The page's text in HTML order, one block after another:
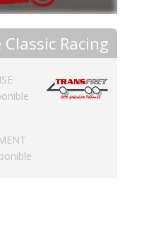
Classic Racing